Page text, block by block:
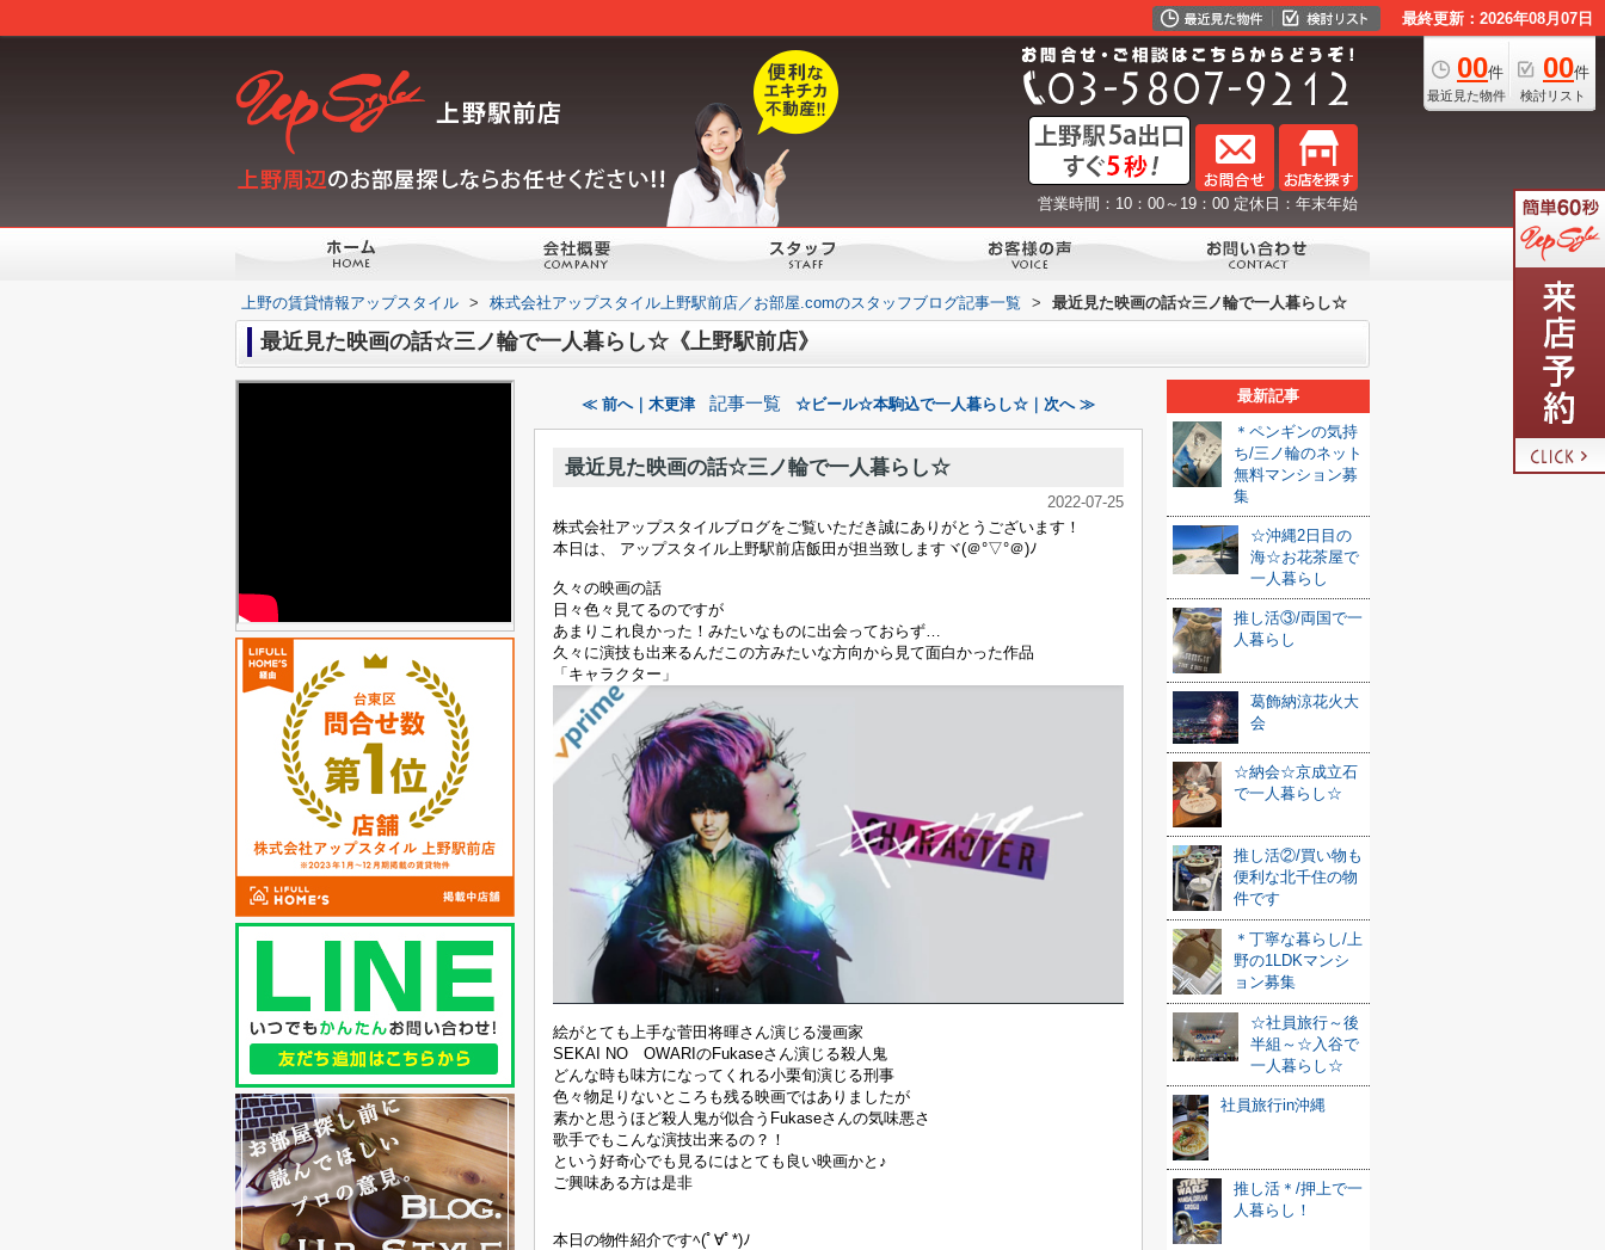
最終更新：2026年08月07日
00件
最近見た物件
00件
検討リスト
営業時間：10：00～19：00 定休日：年末年始
上野の賃貸情報アップスタイル > 株式会社アップスタイル上野駅前店／お部屋.comのスタッフブログ記事一覧 > 最近見た映画の話☆三ノ輪で一人暮らし☆
最近見た映画の話☆三ノ輪で一人暮らし☆《上野駅前店》
≪ 前へ｜木更津 記事一覧 ☆ビール☆本駒込で一人暮らし☆｜次へ ≫
最近見た映画の話☆三ノ輪で一人暮らし☆
2022-07-25
株式会社アップスタイルブログをご覧いただき誠にありがとうございます！
本日は、 アップスタイル上野駅前店飯田が担当致しますヾ(＠°▽°＠)ﾉ
久々の映画の話
日々色々見てるのですが
あまりこれ良かった！みたいなものに出会っておらず…
久々に演技も出来るんだこの方みたいな方向から見て面白かった作品
「キャラクター」
絵がとても上手な菅田将暉さん演じる漫画家
SEKAI NO OWARIのFukaseさん演じる殺人鬼
どんな時も味方になってくれる小栗旬演じる刑事
色々物足りないところも残る映画ではありましたが
素かと思うほど殺人鬼が似合うFukaseさんの気味悪さ
歌手でもこんな演技出来るの？！
という好奇心でも見るにはとても良い映画かと♪
ご興味ある方は是非
本日の物件紹介ですﾍ(ﾟ∀ﾟ*)ﾉ
最新記事
＊ペンギンの気持
ち/三ノ輪のネット
無料マンション募
集
☆沖縄2日目の
海☆お花茶屋で
一人暮らし
推し活③/両国で一
人暮らし
葛飾納涼花火大
会
☆納会☆京成立石
で一人暮らし☆
推し活②/買い物も
便利な北千住の物
件です
＊丁寧な暮らし/上
野の1LDKマンシ
ョン募集
☆社員旅行～後
半組～☆入谷で
一人暮らし☆
社員旅行in沖縄
推し活＊/押上で一
人暮らし！